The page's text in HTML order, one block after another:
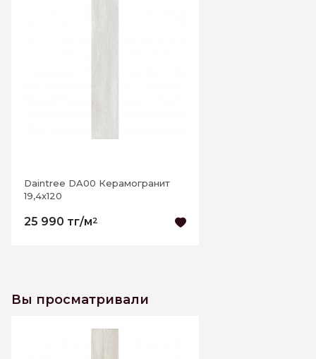
Daintree DA00 Керамогранит
19,4х120
25 990 тг/м2
Вы просматривали